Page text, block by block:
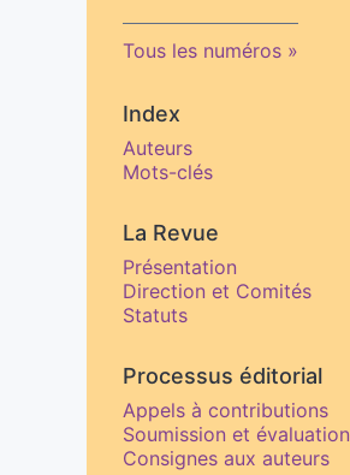
Tous les numéros
Index
Auteurs
Mots-clés
La Revue
Présentation
Direction et Comités
Statuts
Processus éditorial
Appels à contributions
Soumission et évaluation
Consignes aux auteurs